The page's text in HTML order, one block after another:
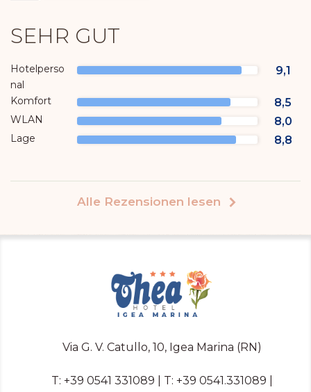
SEHR GUT
Hotelperso
nal
9,1
Komfort 8,5
WLAN 8,0
Lage 8,8
Alle Rezensionen lesen
Via G. V. Catullo, 10, Igea Marina (RN)
T: +39 0541 331089 | T: +39 0541.331089